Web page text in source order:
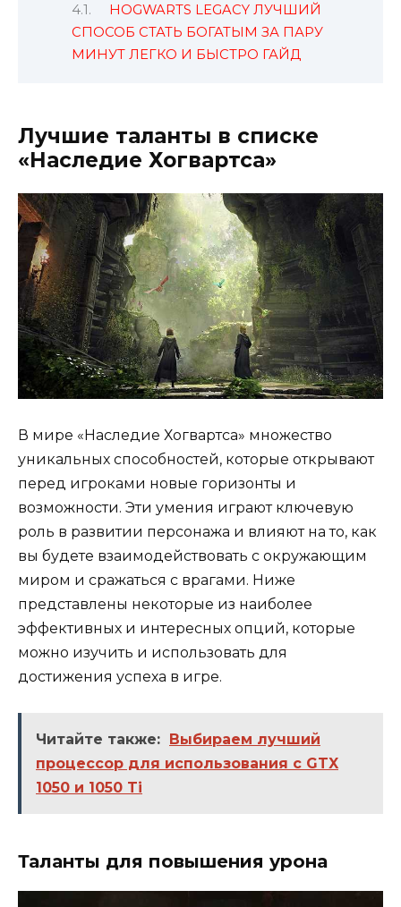
HOGWARTS LEGACY ЛУЧШИЙ
СПОСОБ СТАТЬ БОГАТЫМ ЗА ПАРУ
МИНУТ ЛЕГКО И БЫСТРО ГАЙД
Лучшие таланты в списке
«Наследие Хогвартса»
В мире «Наследие Хогвартса» множество
уникальных способностей, которые открывают
перед игроками новые горизонты и
возможности. Эти умения играют ключевую
роль в развитии персонажа и влияют на то, как
вы будете взаимодействовать с окружающим
миром и сражаться с врагами. Ниже
представлены некоторые из наиболее
эффективных и интересных опций, которые
можно изучить и использовать для
достижения успеха в игре.
Читайте также: Выбираем лучший
процессор для использования с GTX
1050 и 1050 Ti
Таланты для повышения урона